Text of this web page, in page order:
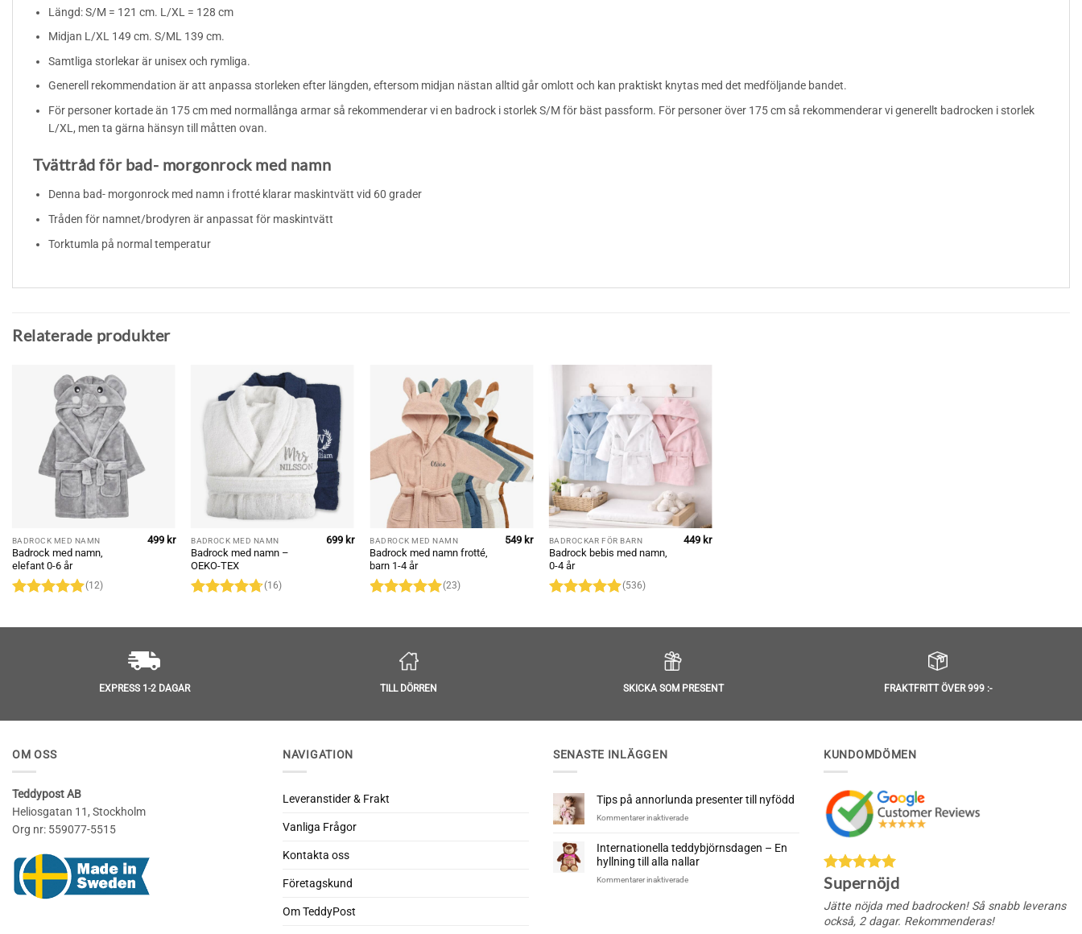
Längd: S/M = 121 cm. L/XL = 128 cm
Midjan L/XL 149 cm. S/ML 139 cm.
Samtliga storlekar är unisex och rymliga.
Generell rekommendation är att anpassa storleken efter längden, eftersom midjan nästan alltid går omlott och kan praktiskt knytas med det medföljande bandet.
För personer kortade än 175 cm med normallånga armar så rekommenderar vi en badrock i storlek S/M för bäst passform. För personer över 175 cm så rekommenderar vi generellt badrocken i storlek
L/XL, men ta gärna hänsyn till måtten ovan.
Tvättråd för bad- morgonrock med namn
Denna bad- morgonrock med namn i frotté klarar maskintvätt vid 60 grader
Tråden för namnet/brodyren är anpassat för maskintvätt
Torktumla på normal temperatur
Relaterade produkter
BADROCK MED NAMN
Badrock med namn,
elefant 0-6 år
(12)
499 kr BADROCK MED NAMN
Badrock med namn –
OEKO-TEX
(16)
699 kr BADROCK MED NAMN
Badrock med namn frotté,
barn 1-4 år
(23)
549 kr BADROCKAR FÖR BARN
Badrock bebis med namn,
0-4 år
(536)
449 kr
EXPRESS 1-2 DAGAR TILL DÖRREN SKICKA SOM PRESENT FRAKTFRITT ÖVER 999 :-
OM OSS
Teddypost AB
Heliosgatan 11, Stockholm
Org nr: 559077-5515
NAVIGATION
Leveranstider & Frakt
Vanliga Frågor
Kontakta oss
Företagskund
Om TeddyPost
SENASTE INLÄGGEN
Tips på annorlunda presenter till nyfödd
Kommentarer inaktiveradeför
annorlunda
presenter
till
Internationella teddybjörnsdagen – En
hyllning till alla nallar
Kommentarer inaktiveradeför
KUNDOMDÖMEN
Supernöjd
Jätte nöjda med badrocken! Så snabb leverans
också, 2 dagar. Rekommenderas!